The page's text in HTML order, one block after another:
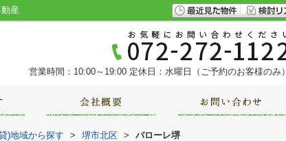
産
営業時間：10:00～19:00 定休日：水曜日（ご予約のお客様のみ）
)地域から探す > 堺市北区 > バローレ堺